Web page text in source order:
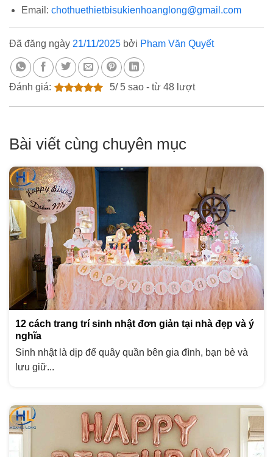
Email: chothuethietbisukienhoanglong@gmail.com
Đã đăng ngày 21/11/2025 bởi Phạm Văn Quyết
Đánh giá: 5/ 5sao - từ 48lượt
Bài viết cùng chuyên mục
12 cách trang trí sinh nhật đơn giản tại nhà đẹp và ý
nghĩa
Sinh nhật là dịp để quây quần bên gia đình, bạn bè và
lưu giữ...